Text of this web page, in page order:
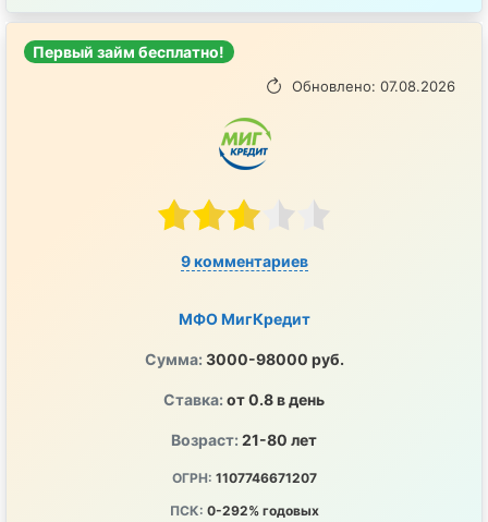
Первый займ бесплатно!
Обновлено: 07.08.2026
9 комментариев
МФО МигКредит
Сумма: 3000-98000 руб.
Ставка: от 0.8 в день
Возраст: 21-80 лет
ОГРН: 1107746671207
ПСК: 0-292% годовых